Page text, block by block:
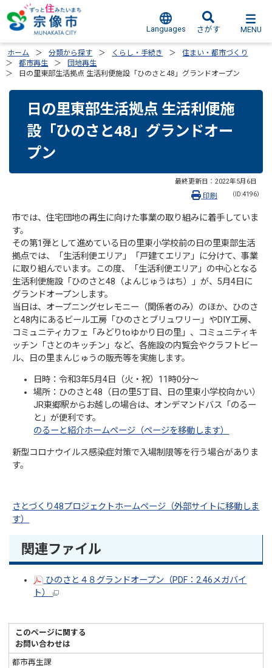
Languages さがす MENU
ホーム 分類から探す くらし・手続き
住まい・都市づくり
都市再生
団地再生
日の里東部生活拠点 生活利便施設「ひのさと48」グランドオープン
日の里東部生活拠点 生活利便施
設「ひのさと48」グランドオー
プン
最終更新日： 2022年5月6日
（ID:4196）
印刷
市では、住宅団地の再生に向けた事業の取り組みに着手していま
す。
その第1弾として進めている日の里東小学校前の日の里東部生活
拠点では、「生活利便エリア」「戸建てエリア」に分けて、事業
に取り組んでいます。この度、「生活利便エリア」の中心となる
生活利便施設「ひのさと48（よんじゅうはち）」が、5月4日に
グランドオープンします。
当日は、オープニングセレモニー（関係者のみ）のほか、ひのさ
と48内にあるビール工房「ひのさとブリュワリー」やDIY工房、
コミュニティカフェ「みどりtoゆかり日の里」、コミュニティキ
ッチン「さとのキッチン」など、各施設の内覧会やクラフトビー
ル、日の里まんじゅうの販売等を実施します。
日時：令和3年5月4日（火・祝）11時0分～
場所：ひのさと48（日の里5丁目、日の里東小学校向かい）
JR東郷駅からお越しの場合は、オンデマンドバス「のるー
と」が便利です。
のるーと紹介ホームページ（ページを移動します）
新型コロナウイルス感染症対策で入場制限等を行う場合がありま
す。
さとづくり48プロジェクトホームページ（外部サイトに移動しま
す）
関連ファイル
ひのさと４８グランドオープン（PDF：2.46メガバイ
ト）
このページに関する
お問い合わせは
都市再生課